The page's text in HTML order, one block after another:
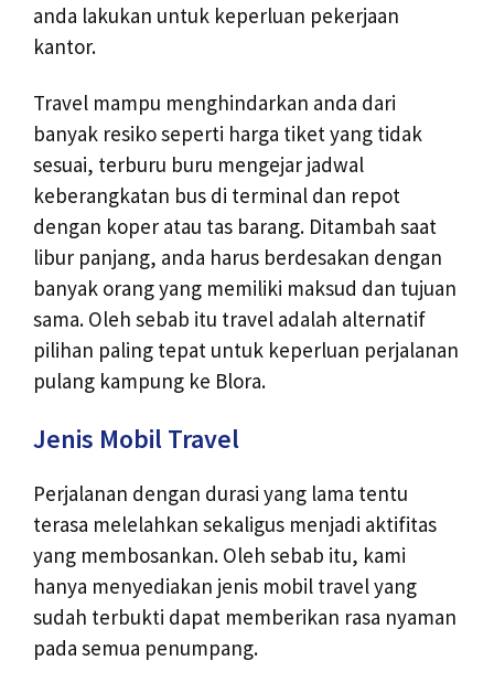
anda lakukan untuk keperluan pekerjaan
kantor.
Travel mampu menghindarkan anda dari
banyak resiko seperti harga tiket yang tidak
sesuai, terburu buru mengejar jadwal
keberangkatan bus di terminal dan repot
dengan koper atau tas barang. Ditambah saat
libur panjang, anda harus berdesakan dengan
banyak orang yang memiliki maksud dan tujuan
sama. Oleh sebab itu travel adalah alternatif
pilihan paling tepat untuk keperluan perjalanan
pulang kampung ke Blora.
Jenis Mobil Travel
Perjalanan dengan durasi yang lama tentu
terasa melelahkan sekaligus menjadi aktifitas
yang membosankan. Oleh sebab itu, kami
hanya menyediakan jenis mobil travel yang
sudah terbukti dapat memberikan rasa nyaman
pada semua penumpang.